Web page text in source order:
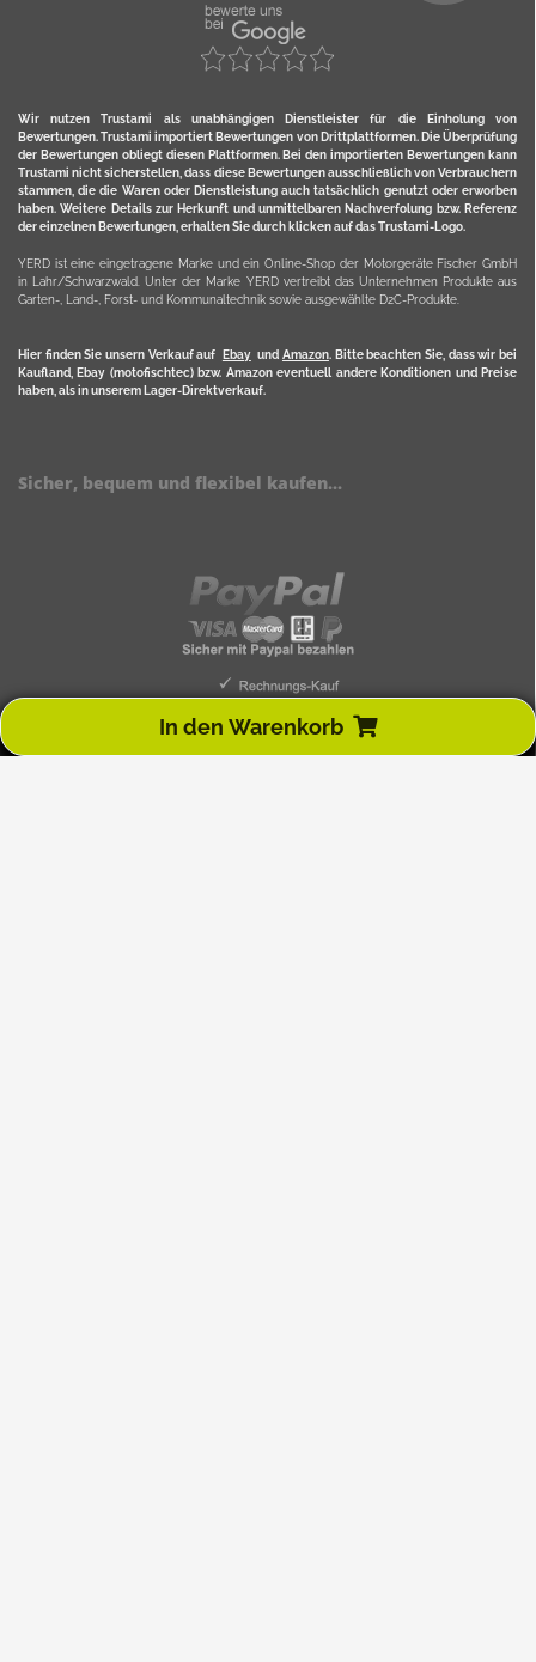
In den Warenkorb
Wir nutzen Trustami als unabhängigen Dienstleister für die Einholung von
Bewertungen. Trustami importiert Bewertungen von Drittplattformen. Die Überprüfung
der Bewertungen obliegt diesen Plattformen. Bei den importierten Bewertungen kann
Trustami nicht sicherstellen, dass diese Bewertungen ausschließlich von Verbrauchern
stammen, die die Waren oder Dienstleistung auch tatsächlich genutzt oder erworben
haben. Weitere Details zur Herkunft und unmittelbaren Nachverfolung bzw. Referenz
der einzelnen Bewertungen, erhalten Sie durch klicken auf das Trustami-Logo.
YERD ist eine eingetragene Marke und ein Online-Shop der Motorgeräte Fischer GmbH
in Lahr/Schwarzwald. Unter der Marke YERD vertreibt das Unternehmen Produkte aus
Garten-, Land-, Forst- und Kommunaltechnik sowie ausgewählte D2C-Produkte.
Hier finden Sie unsern Verkauf auf Ebayund Amazon. Bitte beachten Sie, dass wir bei
Kaufland, Ebay (motofischtec) bzw. Amazon eventuell andere Konditionen und Preise
haben, als in unserem Lager-Direktverkauf.
Sicher, bequem und flexibel kaufen...